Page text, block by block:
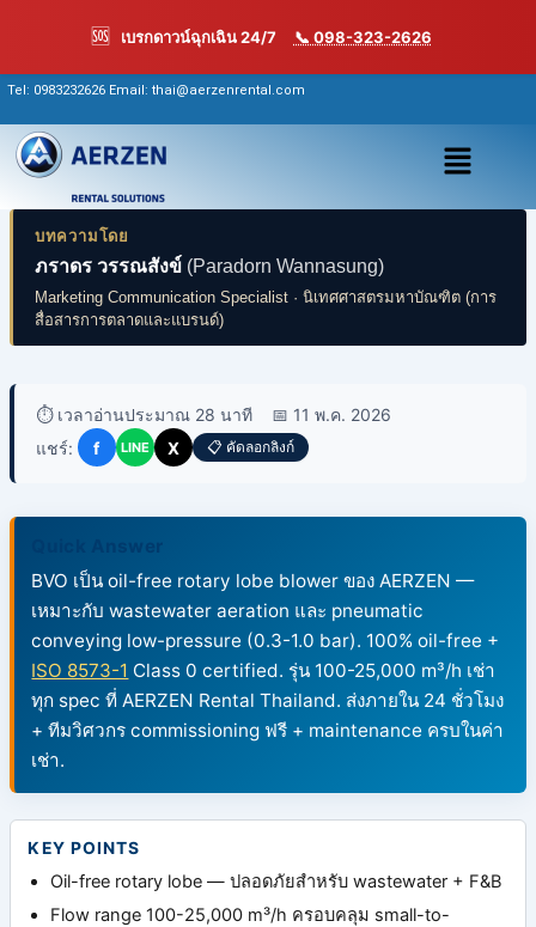
🆘 เบรกดาวน์ฉุกเฉิน 24/7 📞 098-323-2626
content
Tel: 0983232626 Email: thai@aerzenrental.com
เมนู
บทความโดย
ภราดร วรรณสังข์ (Paradorn Wannasung)
Marketing Communication Specialist · นิเทศศาสตรมหาบัณฑิต (การ
สื่อสารการตลาดและแบรนด์)
⏱️ เวลาอ่านประมาณ 28 นาที
📅 11 พ.ค. 2026
แชร์:
f LINE X 📋 คัดลอกลิงก์
BVO เป็น oil-free rotary lobe blower ของ AERZEN —
เหมาะกับ wastewater aeration และ pneumatic
conveying low-pressure (0.3-1.0 bar). 100% oil-free +
ISO 8573-1 Class 0 certified. รุ่น 100-25,000 m³/h เช่า
ทุก spec ที่ AERZEN Rental Thailand. ส่งภายใน 24 ชั่วโมง
+ ทีมวิศวกร commissioning ฟรี + maintenance ครบในค่า
เช่า.
KEY POINTS
Oil-free rotary lobe — ปลอดภัยสำหรับ wastewater + F&B
Flow range 100-25,000 m³/h ครอบคลุม small-to-